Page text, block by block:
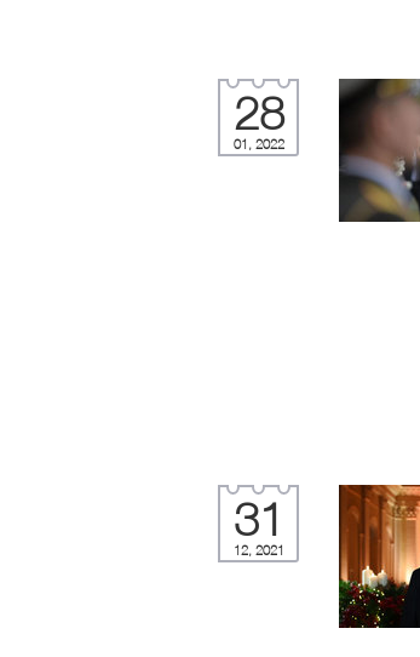
28
01, 2022
31
12, 2021